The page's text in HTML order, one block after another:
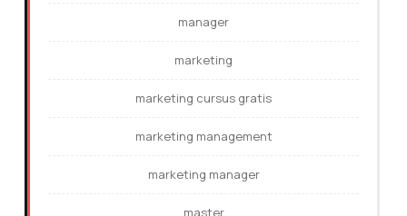
manager
marketing
marketing cursus gratis
marketing management
marketing manager
master